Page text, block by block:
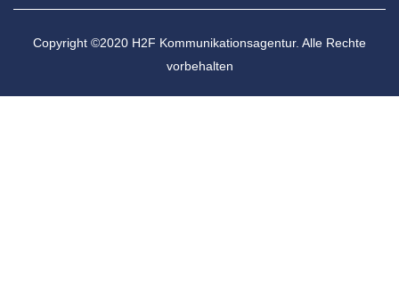
Copyright ©2020 H2F Kommunikationsagentur. Alle Rechte
vorbehalten